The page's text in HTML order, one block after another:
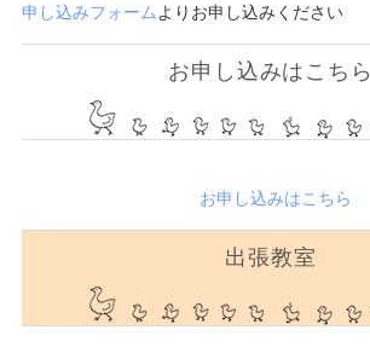
申し込みフォーム よりお申し込みください
お申し込みはこちら
お申し込みはこちら
出張教室